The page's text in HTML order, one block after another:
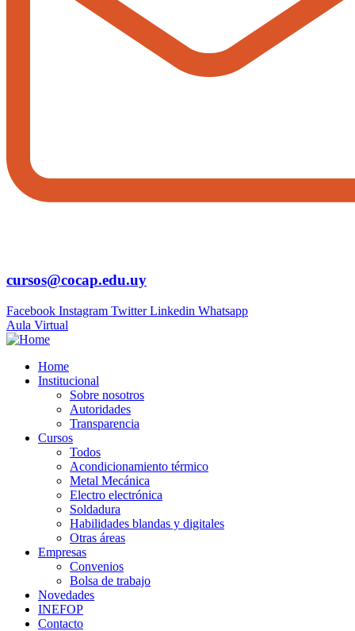
cursos@cocap.edu.uy
Facebook Instagram Twitter Linkedin Whatsapp
Aula Virtual
Home
Institucional
Sobre nosotros
Autoridades
Transparencia
Cursos
Todos
Acondicionamiento térmico
Metal Mecánica
Electro electrónica
Soldadura
Habilidades blandas y digitales
Otras áreas
Empresas
Convenios
Bolsa de trabajo
Novedades
INEFOP
Contacto